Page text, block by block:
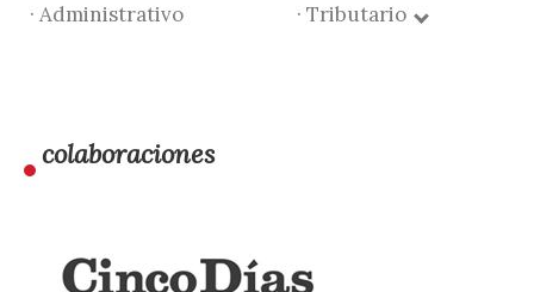
· Administrativo
· Tributario
colaboraciones